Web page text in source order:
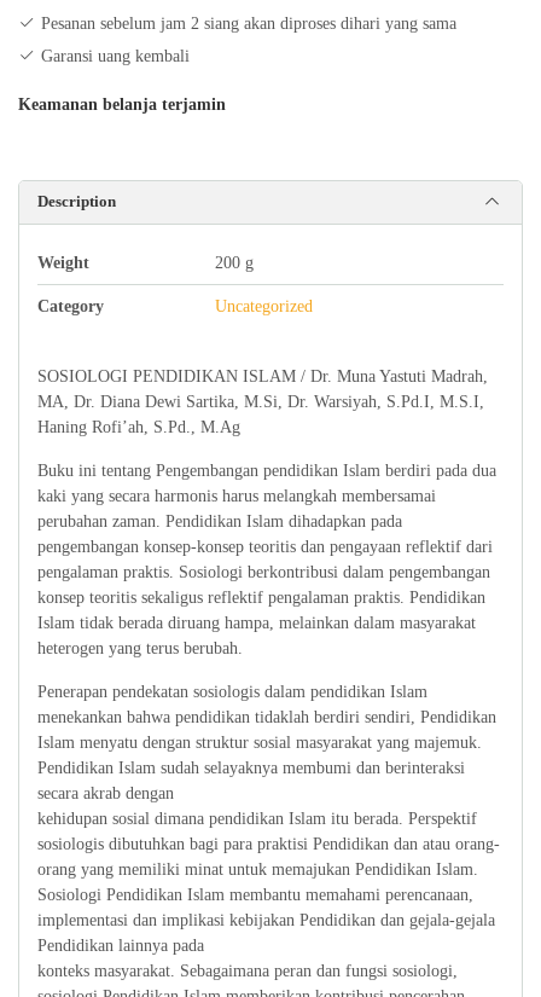
Pesanan sebelum jam 2 siang akan diproses dihari yang sama
Garansi uang kembali
Keamanan belanja terjamin
Description
Weight 200 g
Category Uncategorized
SOSIOLOGI PENDIDIKAN ISLAM / Dr. Muna Yastuti Madrah,
MA, Dr. Diana Dewi Sartika, M.Si, Dr. Warsiyah, S.Pd.I, M.S.I,
Haning Rofi’ah, S.Pd., M.Ag
Buku ini tentang Pengembangan pendidikan Islam berdiri pada dua
kaki yang secara harmonis harus melangkah membersamai
perubahan zaman. Pendidikan Islam dihadapkan pada
pengembangan konsep-konsep teoritis dan pengayaan reflektif dari
pengalaman praktis. Sosiologi berkontribusi dalam pengembangan
konsep teoritis sekaligus reflektif pengalaman praktis. Pendidikan
Islam tidak berada diruang hampa, melainkan dalam masyarakat
heterogen yang terus berubah.
Penerapan pendekatan sosiologis dalam pendidikan Islam
menekankan bahwa pendidikan tidaklah berdiri sendiri, Pendidikan
Islam menyatu dengan struktur sosial masyarakat yang majemuk.
Pendidikan Islam sudah selayaknya membumi dan berinteraksi
secara akrab dengan
kehidupan sosial dimana pendidikan Islam itu berada. Perspektif
sosiologis dibutuhkan bagi para praktisi Pendidikan dan atau orang-
orang yang memiliki minat untuk memajukan Pendidikan Islam.
Sosiologi Pendidikan Islam membantu memahami perencanaan,
implementasi dan implikasi kebijakan Pendidikan dan gejala-gejala
Pendidikan lainnya pada
konteks masyarakat. Sebagaimana peran dan fungsi sosiologi,